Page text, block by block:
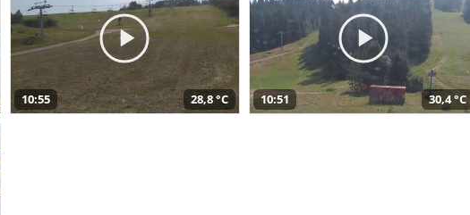
10:55 28,8 °C 10:51 30,4 °C